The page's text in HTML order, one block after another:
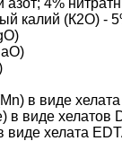
4%
калий (К2О) -
в виде
в виде хелатов
виде хелата